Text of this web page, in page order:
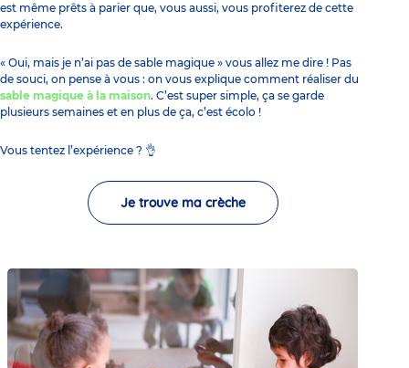
est même prêts à parier que, vous aussi, vous profiterez de cette
expérience.
« Oui, mais je n’ai pas de sable magique » vous allez me dire ! Pas
de souci, on pense à vous : on vous explique comment réaliser du
sable magique à la maison. C’est super simple, ça se garde
plusieurs semaines et en plus de ça, c’est écolo !
Vous tentez l’expérience ? 👌
Je trouve ma crèche